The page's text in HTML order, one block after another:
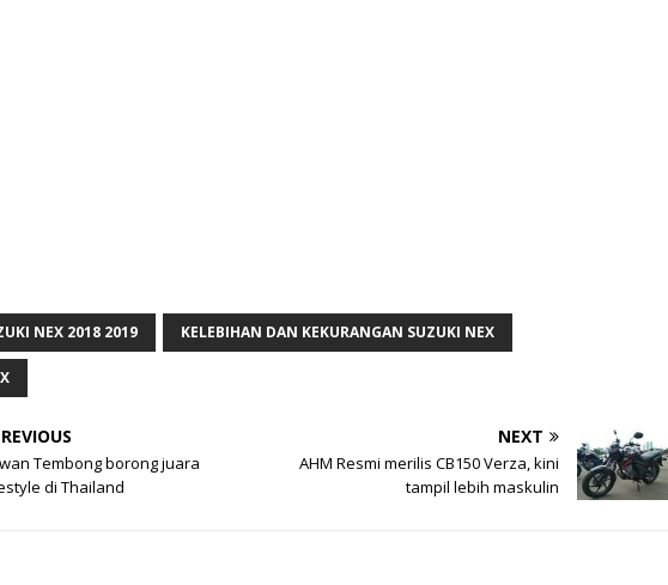
NEX 2018 2019 KELEBIHAN DAN KEKURANGAN SUZUKI NEX
Tembong borong juara
di Thailand
NEXT
AHM Resmi merilis CB150 Verza, kini
tampil lebih maskulin